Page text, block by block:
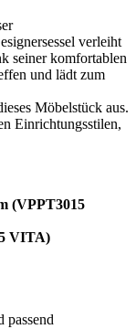
verleiht
seiner komfortablen
und lädt zum
Möbelstück aus.
Einrichtungsstilen,
(VPPT3015
VITA)
passend